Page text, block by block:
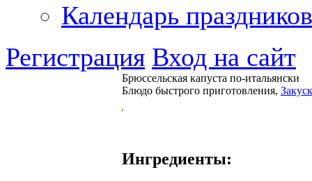
Календарь праздников
Регистрация Вход на сайт
Брюссельская капуста по-итальянски
Блюдо быстрого приготовления,
Ингредиенты: